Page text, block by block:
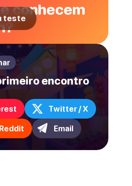
conhecem
teste
encontro
Twitter / X
Reddit Email